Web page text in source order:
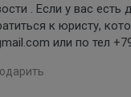
. Если у вас
к юристу,
или по тел